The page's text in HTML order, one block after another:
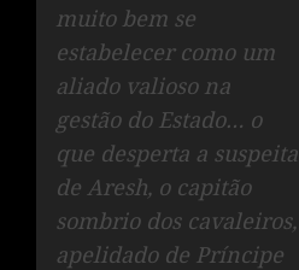
muito bem se
estabelecer como um
aliado valioso na
gestão do Estado… o
que desperta a suspeita
de Aresh, o capitão
sombrio dos cavaleiros,
apelidado de Príncipe